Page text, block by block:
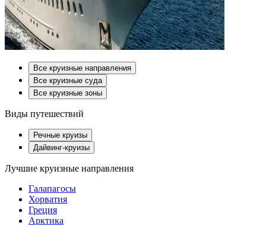
Все круизные направления
Все круизные суда
Все круизные зоны
Виды путешествий
Речные круизы
Дайвинг-круизы
Лучшие круизные направления
Галапагосы
Хорватия
Греция
Арктика